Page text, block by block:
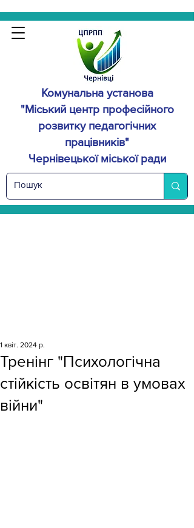
Комунальна установа
"Міський центр професійного
розвитку педагогічних
працівників"
Чернівецької міської ради
Тренінг "Психологічна
стійкість освітян в умовах
війни"
1 квіт. 2024 р.